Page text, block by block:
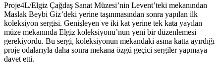
Proje4L/Elgiz Çağdaş Sanat Müzesi’nin Levent’teki mekanından
Maslak Beybi Giz’deki yerine taşınmasından sonra yapılan ilk
koleksiyon sergisi. Genişleyen ve iki kat yerine tek kata yayılan
müze mekanında Elgiz koleksiyonu’nun yeni bir düzenlemesi
gerekiyordu. Bu sergi, koleksiyonun mekandaki asma katta ayırdığı
proje odalarıyla daha sonra mekana özgü geçici sergiler yapmaya
davet etti.